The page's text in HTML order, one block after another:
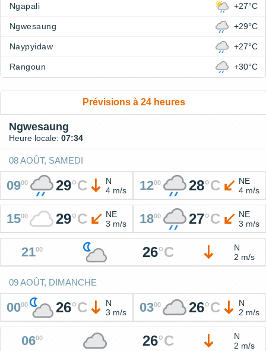
Ngapali +27°C
Ngwesaung +29°C
Naypyidaw +27°C
Rangoun +30°C
Prévisions à 24 heures
Ngwesaung
Heure locale: 07:34
08 AOÛT, SAMEDI
0900 29°C
N
4 m/s
1200 28°C
NE
4 m/s
1500 29°C
NE
3 m/s
1800 27°C
NE
3 m/s
2100 26°C
N
2 m/s
09 AOÛT, DIMANCHE
0000 26°C
N
3 m/s
0300 26°C
N
2 m/s
0600 26°C
N
2 m/s